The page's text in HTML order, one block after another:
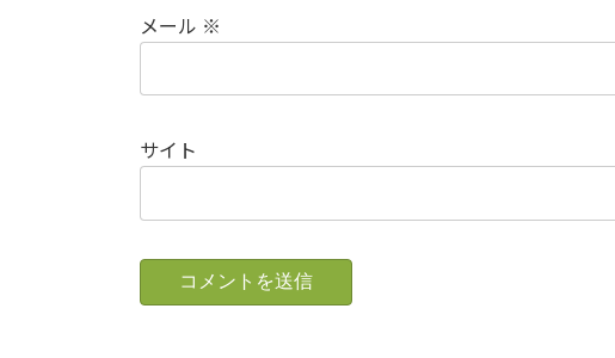
メール ※
サイト